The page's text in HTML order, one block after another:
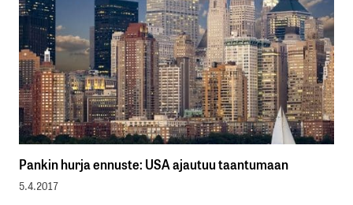
Pankin hurja ennuste: USA ajautuu taantumaan
5.4.2017